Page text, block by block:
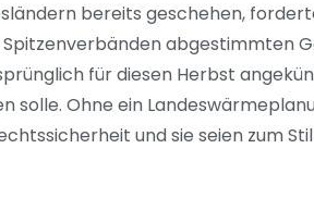
bereits geschehen,
abgestimmten
für diesen Herbst
solle. Ohne ein
und sie seien zum